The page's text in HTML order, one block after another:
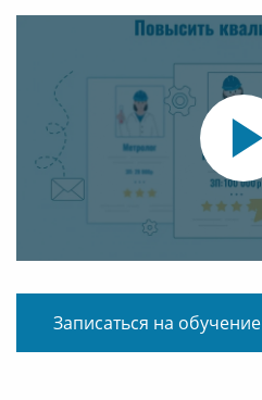
Записаться на обучение